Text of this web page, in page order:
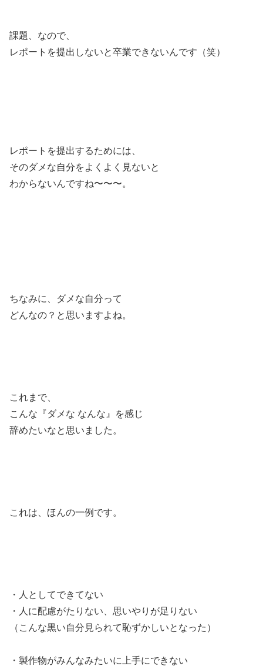
課題、なので、
レポートを提出しないと卒業できないんです（笑）
レポートを提出するためには、
そのダメな自分をよくよく見ないと
わからないんですね〜〜〜。
ちなみに、ダメな自分って
どんなの？と思いますよね。
これまで、
こんな『ダメな なんな』を感じ
辞めたいなと思いました。
これは、ほんの一例です。
・人としてできてない
・人に配慮がたりない、思いやりが足りない
（こんな黒い自分見られて恥ずかしいとなった）
・製作物がみんなみたいに上手にできない